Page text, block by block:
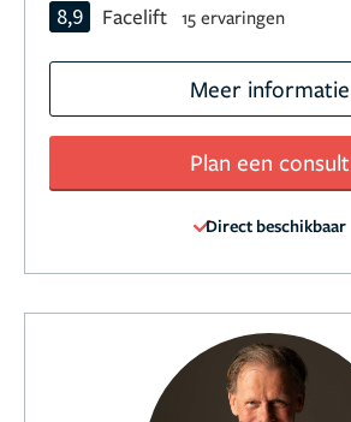
8,9 Facelift 15 ervaringen
Meer informatie
Plan een consult
Direct beschikbaar